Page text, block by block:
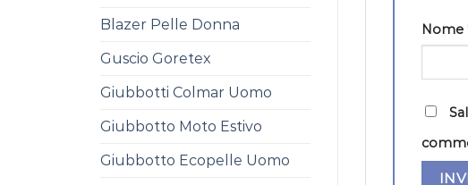
Blazer Pelle Donna
Guscio Goretex
Giubbotti Colmar Uomo
Giubbotto Moto Estivo
Giubbotto Ecopelle Uomo
Nome